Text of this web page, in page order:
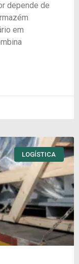
depende de
em
LOGÍSTICA